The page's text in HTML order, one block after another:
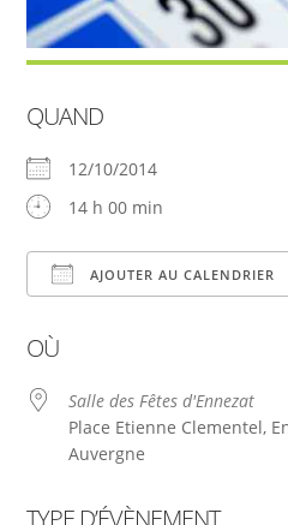
QUAND
12/10/2014
14 h 00 min
AJOUTER AU CALENDRIER
OÙ
Salle des Fêtes d'Ennezat
Place Etienne Clementel,
Auvergne
TYPE D’ÉVÈNEMENT